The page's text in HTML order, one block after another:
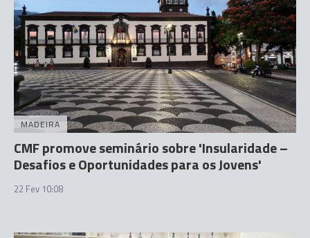
MADEIRA
CMF promove seminário sobre 'Insularidade –
Desafios e Oportunidades para os Jovens'
22 Fev 10:08